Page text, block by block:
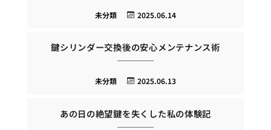
2025.06.14
未分類
鍵シリンダー交換後の安心メンテナンス術
2025.06.13
未分類
あの日の絶望鍵を失くした私の体験記